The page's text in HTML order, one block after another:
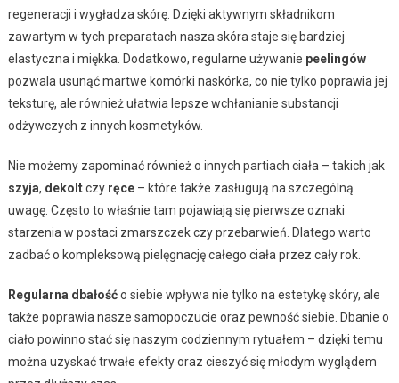
regeneracji i wygładza skórę. Dzięki aktywnym składnikom
zawartym w tych preparatach nasza skóra staje się bardziej
elastyczna i miękka. Dodatkowo, regularne używanie peelingów
pozwala usunąć martwe komórki naskórka, co nie tylko poprawia jej
teksturę, ale również ułatwia lepsze wchłanianie substancji
odżywczych z innych kosmetyków.
Nie możemy zapominać również o innych partiach ciała – takich jak
szyja, dekoltczy ręce– które także zasługują na szczególną
uwagę. Często to właśnie tam pojawiają się pierwsze oznaki
starzenia w postaci zmarszczek czy przebarwień. Dlatego warto
zadbać o kompleksową pielęgnację całego ciała przez cały rok.
Regularna dbałośćo siebie wpływa nie tylko na estetykę skóry, ale
także poprawia nasze samopoczucie oraz pewność siebie. Dbanie o
ciało powinno stać się naszym codziennym rytuałem – dzięki temu
można uzyskać trwałe efekty oraz cieszyć się młodym wyglądem